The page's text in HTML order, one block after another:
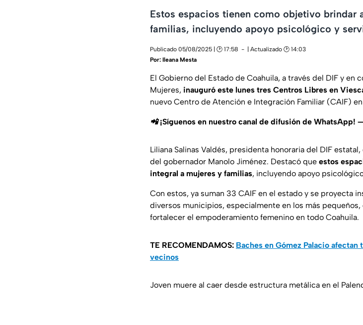
Estos espacios tienen como objetivo brindar
familias, incluyendo apoyo psicológico y
Publicado 05/08/2025 | 🕑 17:58
| Actualizado 🕑 14:03
Por: Ileana Mesta
El Gobierno del Estado de Coahuila, a través del DIF y en
Mujeres, inauguró este lunes tres Centros Libres en
nuevo Centro de Atención e Integración Familiar (CAIF)
📲 ¡Síguenos en nuestro canal de difusión de WhatsApp!
Liliana Salinas Valdés, presidenta honoraria del DIF
del gobernador Manolo Jiménez. Destacó que estos
integral a mujeres y familias, incluyendo apoyo
Con estos, ya suman 33 CAIF en el estado y se proyecta
diversos municipios, especialmente en los más
fortalecer el empoderamiento femenino en todo Coahuila.
TE RECOMENDAMOS: Baches en Gómez Palacio
vecinos
Joven muere al caer desde estructura metálica en el